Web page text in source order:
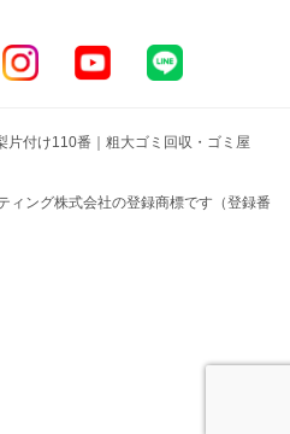
付け110番｜粗大ゴミ回収・ゴミ屋
ィング株式会社の登録商標です（登録番